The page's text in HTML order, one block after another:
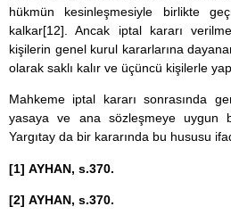
hükmün kesinleşmesiyle birlikte
kalkar[12] . Ancak iptal kararı
kişilerin genel kurul kararlarına
olarak saklı kalır ve üçüncü kişilerle
Mahkeme iptal kararı sonrasında
yasaya ve ana sözleşmeye uygun
Yargıtay da bir kararında bu hususu
[1] AYHAN, s.370.
[2] AYHAN, s.370.